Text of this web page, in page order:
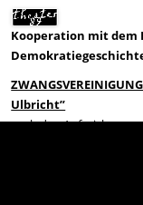
Kooperation mit dem
Ulbricht”
nach den